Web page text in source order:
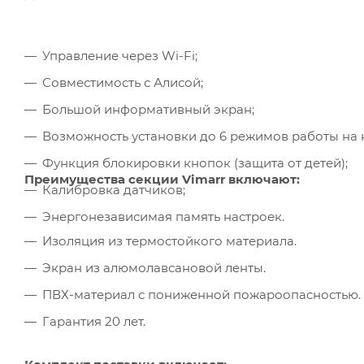
Управление через Wi-Fi;
Совместимость с Алисой;
Большой информативный экран;
Возможность установки до 6 режимов работы на
Функция блокировки кнопок (защита от детей);
Калибровка датчиков;
Энергонезависимая память настроек.
Преимущества секции Vimarr включают:
Изоляция из термостойкого материала.
Экран из алюмолавсановой ленты.
ПВХ-материал с пониженной пожароопасностью.
Гарантия 20 лет.